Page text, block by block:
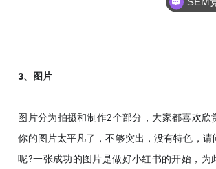
3、图片
图片分为拍摄和制作2个部分，大家都喜欢欣
你的图片太平凡了，不够突出，没有特色，
呢?一张成功的图片是做好小红书的开始，为